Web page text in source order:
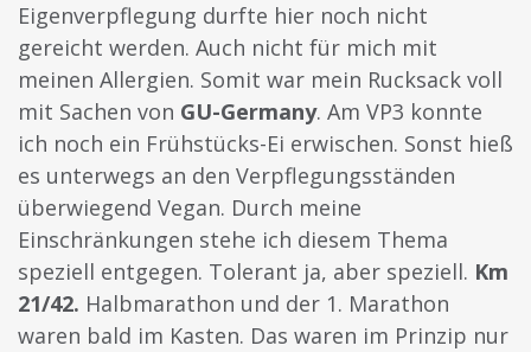
Eigenverpflegung durfte hier noch nicht
gereicht werden. Auch nicht für mich mit
meinen Allergien. Somit war mein Rucksack voll
mit Sachen von GU-Germany. Am VP3 konnte
ich noch ein Frühstücks-Ei erwischen. Sonst hieß
es unterwegs an den Verpflegungsständen
überwiegend Vegan. Durch meine
Einschränkungen stehe ich diesem Thema
speziell entgegen. Tolerant ja, aber speziell. Km
21/42. Halbmarathon und der 1. Marathon
waren bald im Kasten. Das waren im Prinzip nur